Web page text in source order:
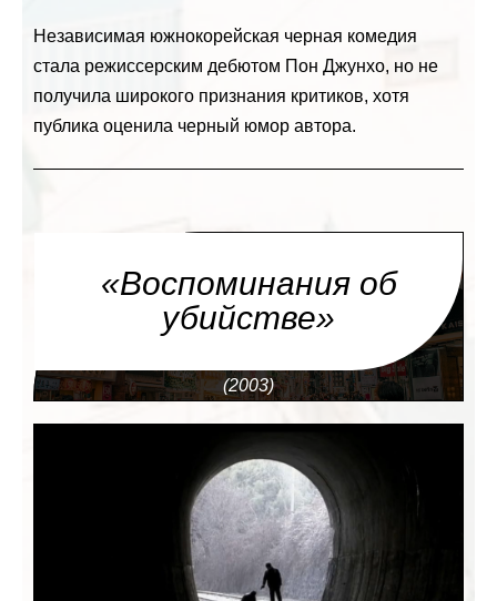
Независимая южнокорейская черная комедия
стала режиссерским дебютом Пон Джунхо, но не
получила широкого признания критиков, хотя
публика оценила черный юмор автора.
«Воспоминания об
убийстве»
(2003)